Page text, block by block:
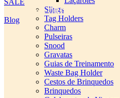
SALE
cadastro pet QRCODE
Blog
Slings
Tag Holders
Charm
Pulseiras
Snood
Gravatas
Guias de Treinamento
Waste Bag Holder
Cestos de Brinquedos
Brinquedos